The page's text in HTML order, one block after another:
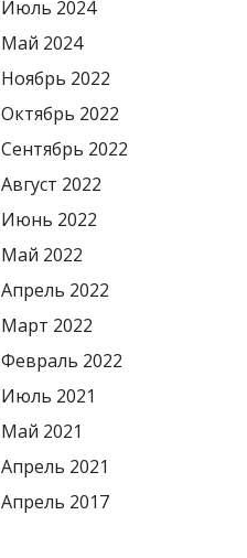
Июль 2024
Май 2024
Ноябрь 2022
Октябрь 2022
Сентябрь 2022
Август 2022
Июнь 2022
Май 2022
Апрель 2022
Март 2022
Февраль 2022
Июль 2021
Май 2021
Апрель 2021
Апрель 2017